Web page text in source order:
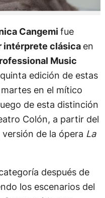
Cangemi fue
intérprete clásica en
Music
edición de estas
en el mítico
de esta distinción
Colón, a partir del
de la ópera La
después de
los escenarios del